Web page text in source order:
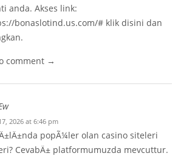
anda. Akses link:
bonaslotind.us.com/# klik disini dan
comment →
2026 at 6:46 pm
popÃ¼ler olan casino siteleri
CevabÄ± platformumuzda mevcuttur.